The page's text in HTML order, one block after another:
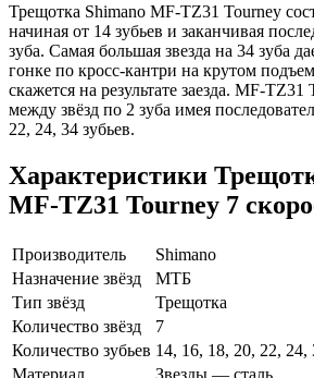
Трещотка Shimano MF-TZ31 Tourney
начиная от 14 зубьев и заканчивая
зуба. Самая большая звезда на 34 зуба
гонке по кросс-кантри на крутом
скажется на результате заезда. MF-
между звёзд по 2 зуба имея
22, 24, 34 зубьев.
Характеристики
MF-TZ31 Tourney 7
Производитель
Shimano
Назначение звёзд
МТБ
Тип звёзд
Трещотка
Количество звёзд
7
Количество зубьев 14, 16, 18, 20, 22, 24,
Материал
Звезды — сталь